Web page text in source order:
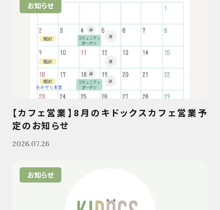
お知らせ
【カフェ営業】8月のキドックスカフェ営業予
定のお知らせ
2026.07.26
お知らせ